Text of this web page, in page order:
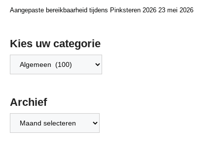
Aangepaste bereikbaarheid tijdens Pinksteren 2026 23 mei 2026
Kies uw categorie
Archief